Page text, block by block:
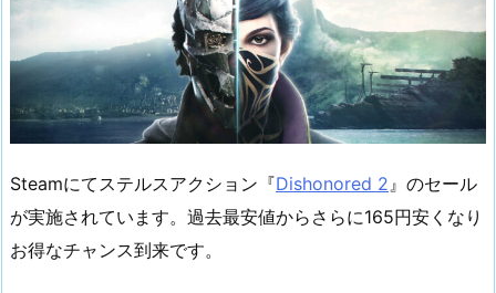
Steamにてステルスアクション『Dishonored 2 』のセール
が実施されています。過去最安値からさらに165円安くなり
お得なチャンス到来です。